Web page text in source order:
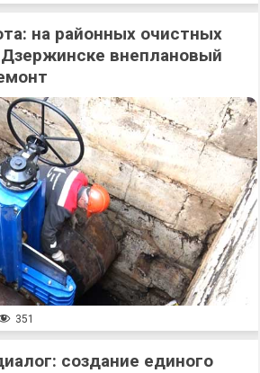
на районных очистных
внеплановый
351
создание единого